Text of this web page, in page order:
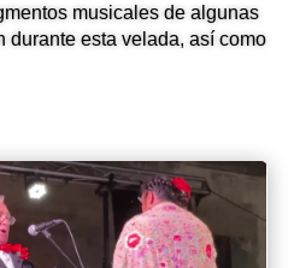
musicales de algunas
durante esta velada, así como